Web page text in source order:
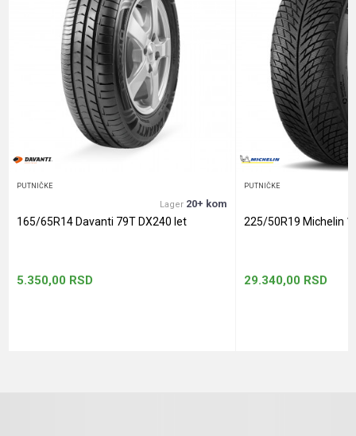
Anti-spam zaštita - izračunajte koliko je 9 - 4 :
PUTNIČKE
Lager 20+ kom
165/65R14 Davanti 79T DX240 let
5.350,00 RSD
PUTNIČKE
225/50R19 Michelin
29.340,00 RSD